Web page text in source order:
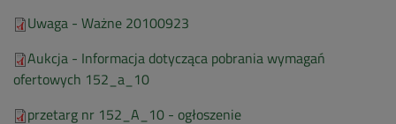
Uwaga - Ważne 20100923
Aukcja - Informacja dotycząca pobrania wymagań
ofertowych 152_a_10
przetarg nr 152_A_10 - ogłoszenie